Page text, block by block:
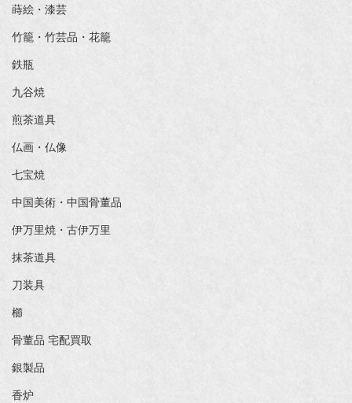
蒔絵・漆芸
竹籠・竹芸品・花籠
鉄瓶
九谷焼
煎茶道具
仏画・仏像
七宝焼
中国美術・中国骨董品
伊万里焼・古伊万里
抹茶道具
刀装具
櫛
骨董品 宅配買取
銀製品
香炉